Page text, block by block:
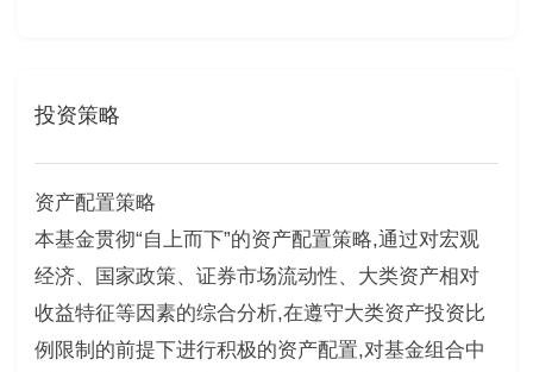
投资策略
资产配置策略
本基金贯彻“自上而下”的资产配置策略,通过对宏观
经济、国家政策、证券市场流动性、大类资产相对
收益特征等因素的综合分析,在遵守大类资产投资比
例限制的前提下进行积极的资产配置,对基金组合中